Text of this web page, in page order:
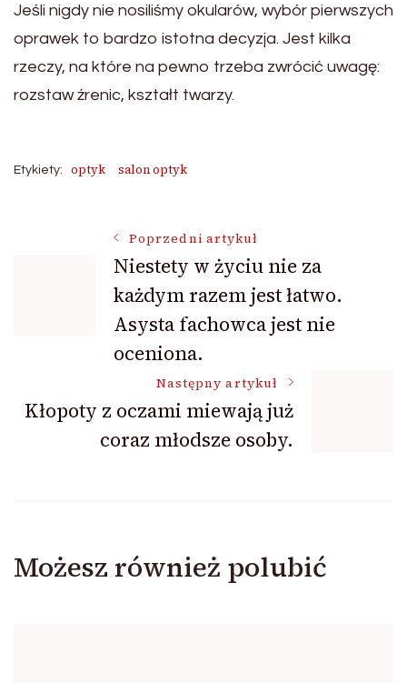
Jeśli nigdy nie nosiliśmy okularów, wybór pierwszych
oprawek to bardzo istotna decyzja. Jest kilka
rzeczy, na które na pewno trzeba zwrócić uwagę:
rozstaw źrenic, kształt twarzy.
Etykiety: optyk salon optyk
Nawigacja
wpisu
Poprzedni artykuł
Niestety w życiu nie za
każdym razem jest łatwo.
Asysta fachowca jest nie
oceniona.
Następny artykuł
Kłopoty z oczami miewają już
coraz młodsze osoby.
Możesz również polubić